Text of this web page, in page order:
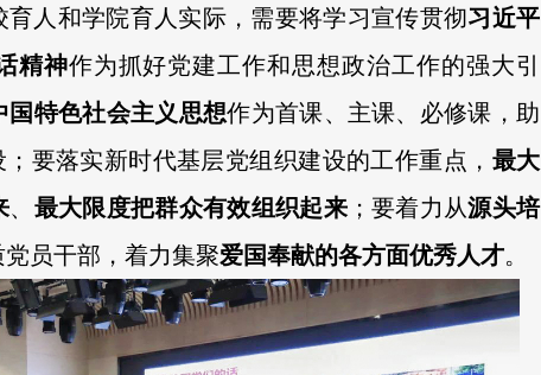
人和学院育人实际，需要将学习宣传贯彻习近平
精神作为抓好党建工作和思想政治工作的强大引
国特色社会主义思想作为首课、主课、必修课，助
要落实新时代基层党组织建设的工作重点， 最大
、 最大限度把群众有效组织起来；要着力从源头培
员干部，着力集聚爱国奉献的各方面优秀人才。